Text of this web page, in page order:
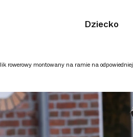
Dziecko
rowerowy montowany na ramie na